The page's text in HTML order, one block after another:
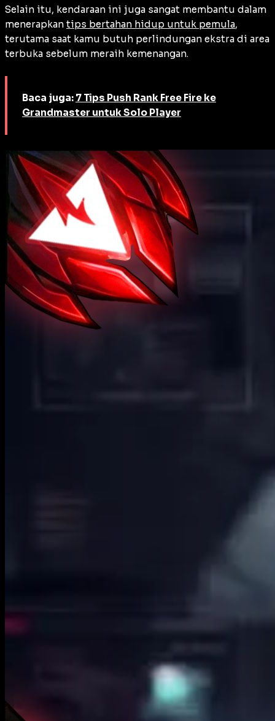
Selain itu, kendaraan ini juga sangat membantu dalam
menerapkan tips bertahan hidup untuk pemula,
terutama saat kamu butuh perlindungan ekstra di area
terbuka sebelum meraih kemenangan.
Baca juga: 7 Tips Push Rank Free Fire ke
Grandmaster untuk Solo Player